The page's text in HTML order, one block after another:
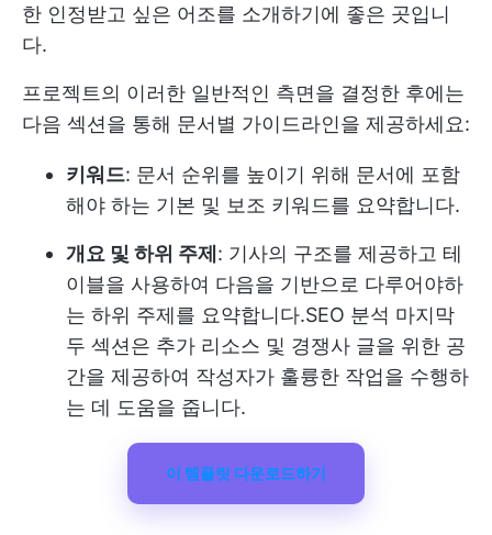
한 인정받고 싶은 어조를 소개하기에 좋은 곳입니
다.
프로젝트의 이러한 일반적인 측면을 결정한 후에는
다음 섹션을 통해 문서별 가이드라인을 제공하세요:
키워드: 문서 순위를 높이기 위해 문서에 포함
해야 하는 기본 및 보조 키워드를 요약합니다.
개요 및 하위 주제: 기사의 구조를 제공하고 테
이블을 사용하여 다음을 기반으로 다루어야하
는 하위 주제를 요약합니다.SEO 분석 마지막
두 섹션은 추가 리소스 및 경쟁사 글을 위한 공
간을 제공하여 작성자가 훌륭한 작업을 수행하
는 데 도움을 줍니다.
이 템플릿 다운로드하기